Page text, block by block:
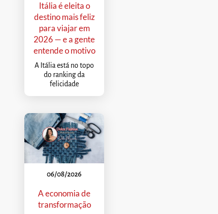
Itália é eleita o
destino mais feliz
para viajar em
2026 — e a gente
entende o motivo
A Itália está no topo
do ranking da
felicidade
06/08/2026
A economia de
transformação